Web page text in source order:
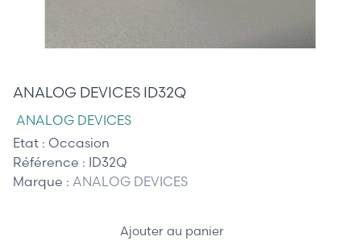
ANALOG DEVICES ID32Q
ANALOG DEVICES
Etat : Occasion
Référence : ID32Q
Marque : ANALOG DEVICES
Ajouter au panier